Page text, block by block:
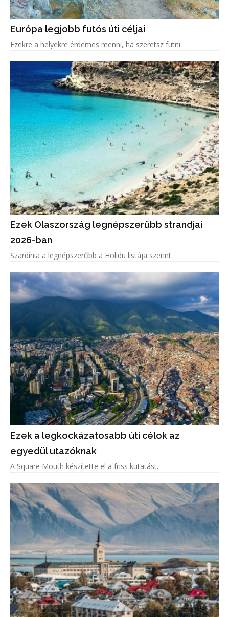
Európa legjobb futós úti céljai
Ezekre a helyekre érdemes menni, ha szeretsz futni.
Ezek Olaszország legnépszerűbb strandjai
2026-ban
Szardínia a legnépszerűbb a Holidu listája szerint.
Ezek a legkockázatosabb úti célok az
egyedül utazóknak
A Square Mouth készítette el a friss kutatást.